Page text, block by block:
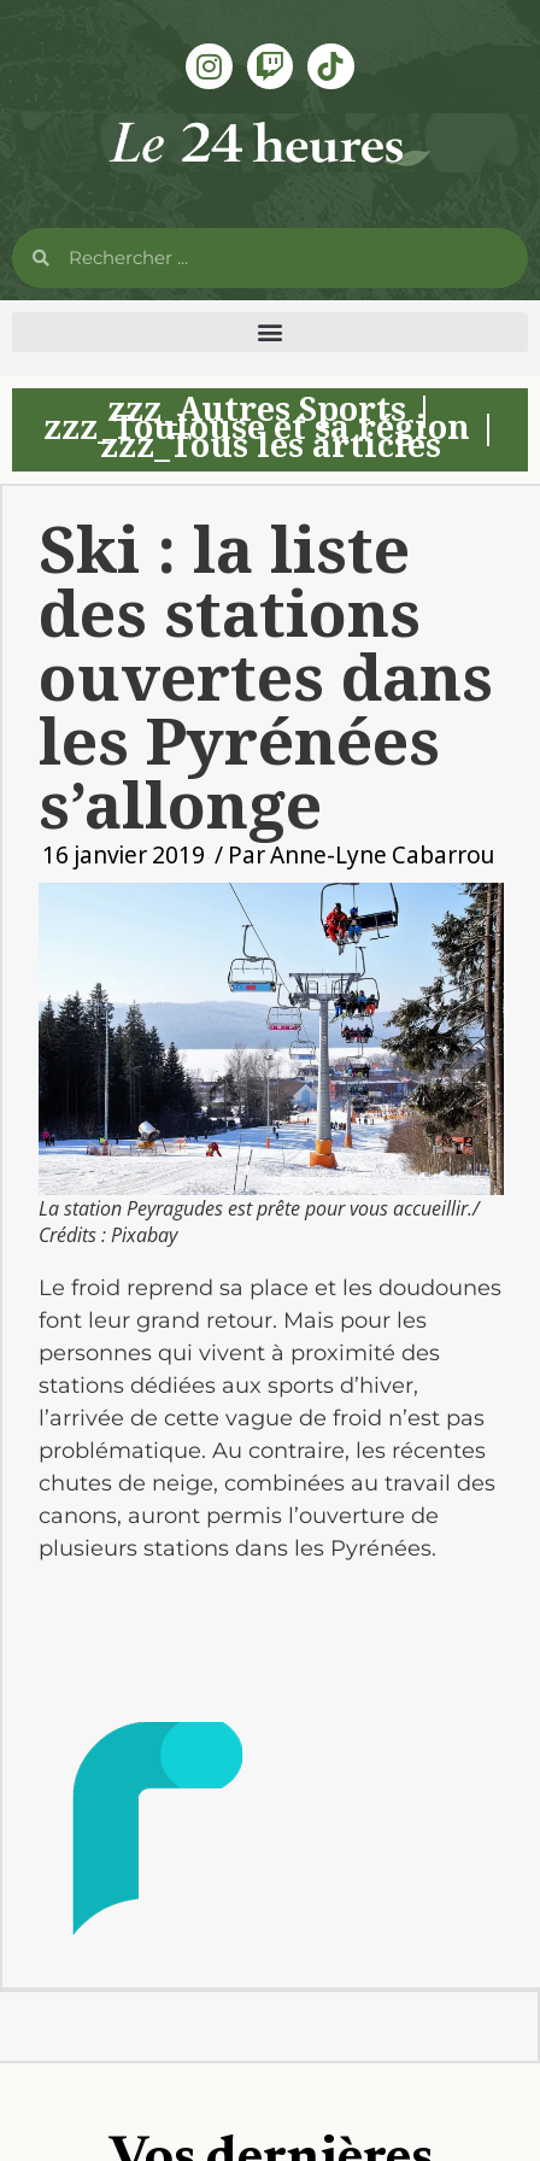
zzz_Autres Sports|
zzz_Toulouse et sa région
zzz_Tous les articles
Ski : la liste
des stations
ouvertes dans
les Pyrénées
s’allonge
16 janvier 2019 / ParAnne-Lyne Cabarrou
La station Peyragudes est prête pour vous accueillir./
Crédits : Pixabay
Le froid reprend sa place et les doudounes
font leur grand retour. Mais pour les
personnes qui vivent à proximité des
stations dédiées aux sports d’hiver,
l’arrivée de cette vague de froid n’est pas
problématique. Au contraire, les récentes
chutes de neige, combinées au travail des
canons, auront permis l’ouverture de
plusieurs stations dans les Pyrénées.